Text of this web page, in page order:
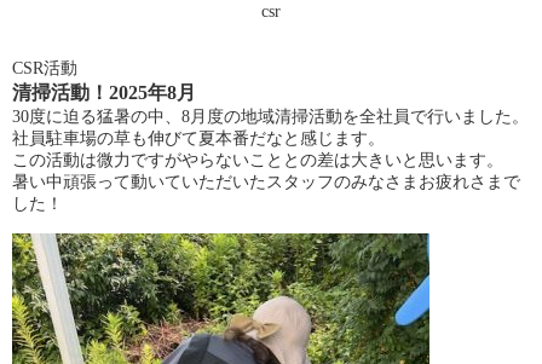
csr
CSR活動
清掃活動！2025年8月
30度に迫る猛暑の中、8月度の地域清掃活動を全社員で行いました。
社員駐車場の草も伸びて夏本番だなと感じます。
この活動は微力ですがやらないこととの差は大きいと思います。
暑い中頑張って動いていただいたスタッフのみなさまお疲れさまで
した！